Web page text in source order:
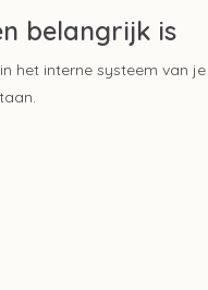
belangrijk is
het interne systeem van